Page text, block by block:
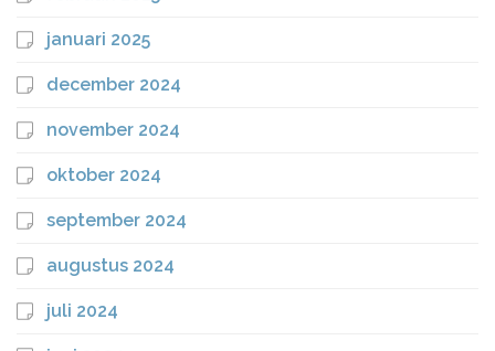
januari 2025
december 2024
november 2024
oktober 2024
september 2024
augustus 2024
juli 2024